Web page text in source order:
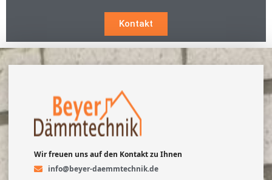
Kontakt
Wir freuen uns auf den Kontakt zu Ihnen
info@beyer-daemmtechnik.de